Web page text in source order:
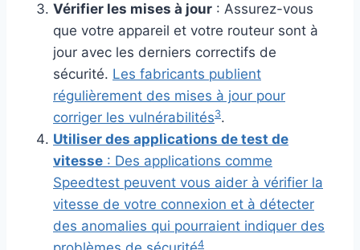
Vérifier les mises à jour : Assurez-vous
que votre appareil et votre routeur sont à
jour avec les derniers correctifs de
sécurité. Les fabricants publient
régulièrement des mises à jour pour
corriger les vulnérabilités3.
Utiliser des applications de test de
vitesse : Des applications comme
Speedtest peuvent vous aider à vérifier la
vitesse de votre connexion et à détecter
des anomalies qui pourraient indiquer des
4